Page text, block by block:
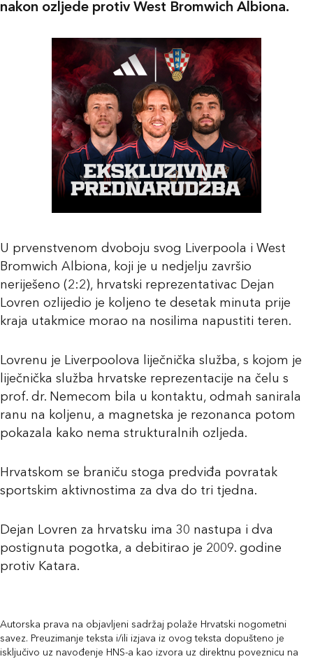
nakon ozljede protiv West Bromwich Albiona.
U prvenstvenom dvoboju svog Liverpoola i West
Bromwich Albiona, koji je u nedjelju završio
neriješeno (2:2), hrvatski reprezentativac Dejan
Lovren ozlijedio je koljeno te desetak minuta prije
kraja utakmice morao na nosilima napustiti teren.
Lovrenu je Liverpoolova liječnička služba, s kojom je
liječnička služba hrvatske reprezentacije na čelu s
prof. dr. Nemecom bila u kontaktu, odmah sanirala
ranu na koljenu, a magnetska je rezonanca potom
pokazala kako nema strukturalnih ozljeda.
Hrvatskom se braniču stoga predviđa povratak
sportskim aktivnostima za dva do tri tjedna.
Dejan Lovren za hrvatsku ima 30 nastupa i dva
postignuta pogotka, a debitirao je 2009. godine
protiv Katara.
Autorska prava na objavljeni sadržaj polaže Hrvatski nogometni
savez. Preuzimanje teksta i/ili izjava iz ovog teksta dopušteno je
isključivo uz navođenje HNS-a kao izvora uz direktnu poveznicu na